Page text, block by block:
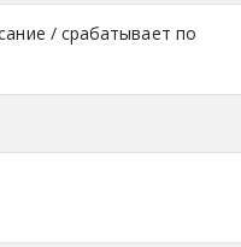
/ срабатывает по